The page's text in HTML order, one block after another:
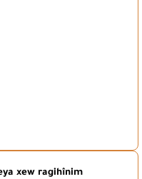
xew ragihînim